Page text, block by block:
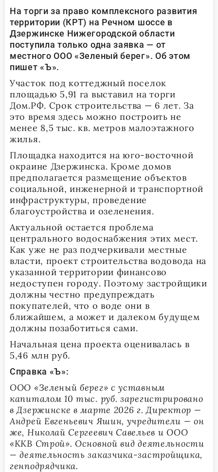
На торги за право комплексного развития
территории (КРТ) на Речном шоссе в
Дзержинске Нижегородской области
поступила только одна заявка — от
местного ООО «Зеленый берег». Об этом
пишет «Ъ».
Участок под коттеджный поселок
площадью 5,91 га выставил на торги
Дом.РФ. Срок строительства — 6 лет. За
это время здесь можно построить не
менее 8,5 тыс. кв. метров малоэтажного
жилья.
Площадка находится на юго-восточной
окраине Дзержинска. Кроме домов
предполагается размещение объектов
социальной, инженерной и транспортной
инфраструктуры, проведение
благоустройства и озеленения.
Актуальной остается проблема
центрального водоснабжения этих мест.
Как уже не раз подчеркивали местные
власти, проект строительства водовода на
указанной территории финансово
недоступен городу. Поэтому застройщики
должны честно предупреждать
покупателей, что о воде они в
ближайшем, а может и далеком будущем
должны позаботиться сами.
Начальная цена проекта оценивалась в
5,46 млн руб.
Справка «Ъ»:
ООО «Зеленый берег» с уставным
капиталом 10 тыс. руб. зарегистрировано
в Дзержинске в марте 2026 г. Директор —
Андрей Евгеньевич Яшин, учредители — он
же, Николай Сергеевич Савельев и ООО
«ККВ Строй». Основной вид деятельности
— деятельность заказчика-застройщика,
генподрядчика.